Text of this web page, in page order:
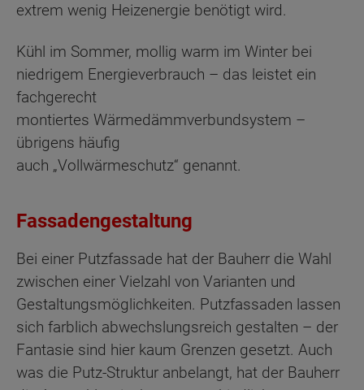
extrem wenig Heizenergie benötigt wird.
Kühl im Sommer, mollig warm im Winter bei
niedrigem Energieverbrauch – das leistet ein
fachgerecht
montiertes Wärmedämmverbundsystem –
übrigens häufig
auch „Vollwärmeschutz“ genannt.
Fassadengestaltung
Bei einer Putzfassade hat der Bauherr die Wahl
zwischen einer Vielzahl von Varianten und
Gestaltungsmöglichkeiten. Putzfassaden lassen
sich farblich abwechslungsreich gestalten – der
Fantasie sind hier kaum Grenzen gesetzt. Auch
was die Putz-Struktur anbelangt, hat der Bauherr